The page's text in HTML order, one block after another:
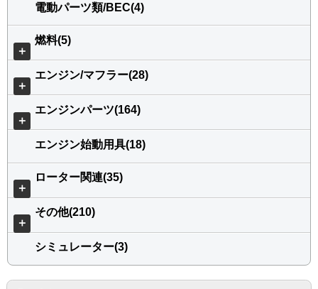
電動パーツ類/BEC(4)
＋
燃料(5)
＋
エンジン/マフラー(28)
＋
エンジンパーツ(164)
エンジン始動用具(18)
＋
ローター関連(35)
＋
その他(210)
シミュレーター(3)